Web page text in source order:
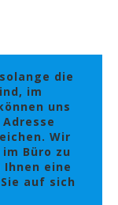
die
im
uns
Wir
Büro zu
eine
auf sich